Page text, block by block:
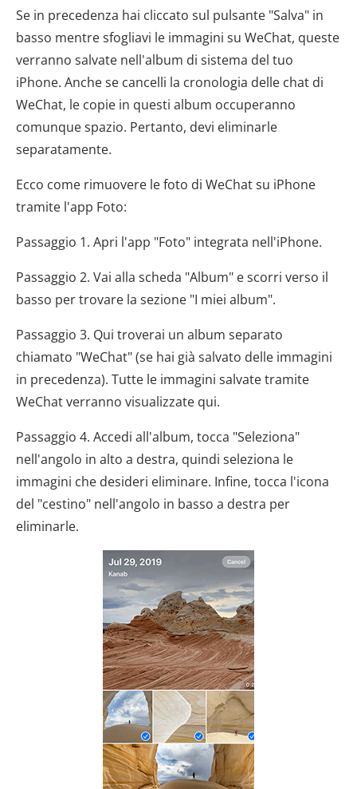
Se in precedenza hai cliccato sul pulsante "Salva" in
basso mentre sfogliavi le immagini su WeChat, queste
verranno salvate nell'album di sistema del tuo
iPhone. Anche se cancelli la cronologia delle chat di
WeChat, le copie in questi album occuperanno
comunque spazio. Pertanto, devi eliminarle
separatamente.
Ecco come rimuovere le foto di WeChat su iPhone
tramite l'app Foto:
Passaggio 1. Apri l'app "Foto" integrata nell'iPhone.
Passaggio 2. Vai alla scheda "Album" e scorri verso il
basso per trovare la sezione "I miei album".
Passaggio 3. Qui troverai un album separato
chiamato "WeChat" (se hai già salvato delle immagini
in precedenza). Tutte le immagini salvate tramite
WeChat verranno visualizzate qui.
Passaggio 4. Accedi all'album, tocca "Seleziona"
nell'angolo in alto a destra, quindi seleziona le
immagini che desideri eliminare. Infine, tocca l'icona
del "cestino" nell'angolo in basso a destra per
eliminarle.